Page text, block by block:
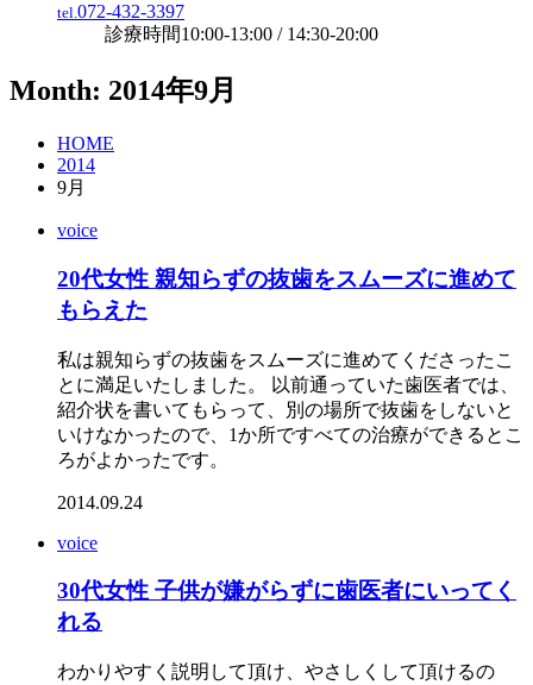
tel.072-432-3397
診療時間10:00-13:00 / 14:30-20:00
Month: 2014年9月
HOME
2014
9月
voice
20代女性 親知らずの抜歯をスムーズに進めて
もらえた
私は親知らずの抜歯をスムーズに進めてくださったこ
とに満足いたしました。 以前通っていた歯医者では、
紹介状を書いてもらって、別の場所で抜歯をしないと
いけなかったので、1か所ですべての治療ができるとこ
ろがよかったです。
2014.09.24
voice
30代女性 子供が嫌がらずに歯医者にいってく
れる
わかりやすく説明して頂け、やさしくして頂けるの